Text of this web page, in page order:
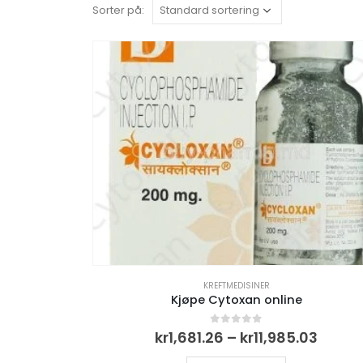
Sorter på:
KREFTMEDISINER
Kjøpe Cytoxan online
0out of 5
kr1,681.26 – kr11,985.03